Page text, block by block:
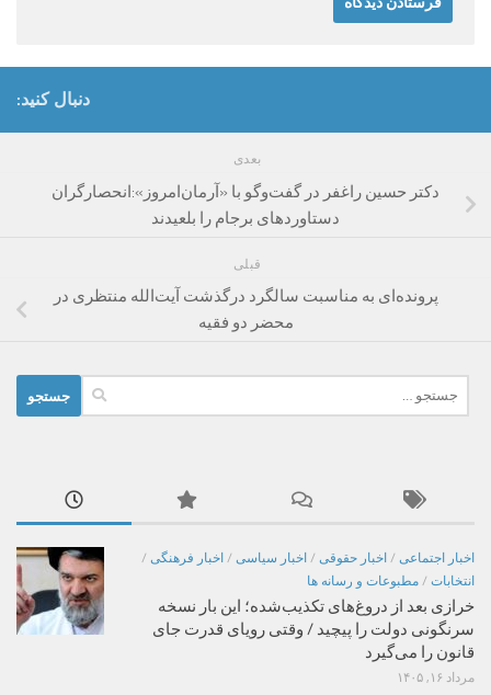
دنبال کنید:
بعدی
دکتر حسین راغفر در گفت‌وگو با «آرمان‌امروز»:انحصارگران
دستاوردهای برجام را بلعیدند
قبلی
پرونده‌ای به مناسبت سالگرد درگذشت آیت‌الله منتظری در
محضر دو فقیه
برای:
اخبار اجتماعی / اخبار حقوقی / اخبار سیاسی / اخبار فرهنگی /
انتخابات / مطبوعات و رسانه ها
خرازی بعد از دروغ‌های تکذیب‌شده؛ این بار نسخه
سرنگونی دولت را پیچید / وقتی رویای قدرت جای
قانون را می‌گیرد
مرداد ۱۶, ۱۴۰۵